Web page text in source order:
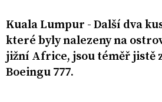
Kuala Lumpur - Další dva
které byly nalezeny na
jižní Africe, jsou téměř jistě
Boeingu 777.